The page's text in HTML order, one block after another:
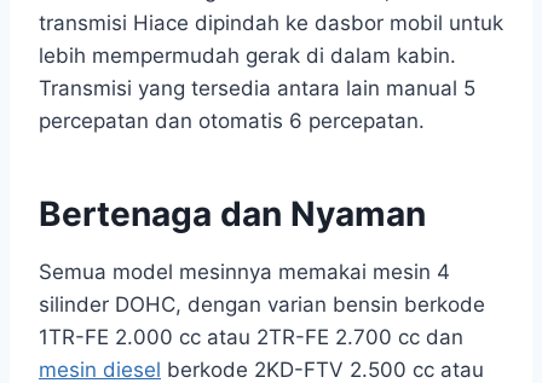
transmisi Hiace dipindah ke dasbor mobil untuk
lebih mempermudah gerak di dalam kabin.
Transmisi yang tersedia antara lain manual 5
percepatan dan otomatis 6 percepatan.
Bertenaga dan Nyaman
Semua model mesinnya memakai mesin 4
silinder DOHC, dengan varian bensin berkode
1TR-FE 2.000 cc atau 2TR-FE 2.700 cc dan
mesin diesel berkode 2KD-FTV 2.500 cc atau